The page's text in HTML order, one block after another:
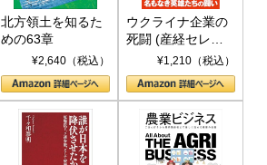
北方領土を知るた
めの63章
¥2,640（税込）
ウクライナ企業の
死闘 (産経セレク
ト S 039)¥1,210（税込）